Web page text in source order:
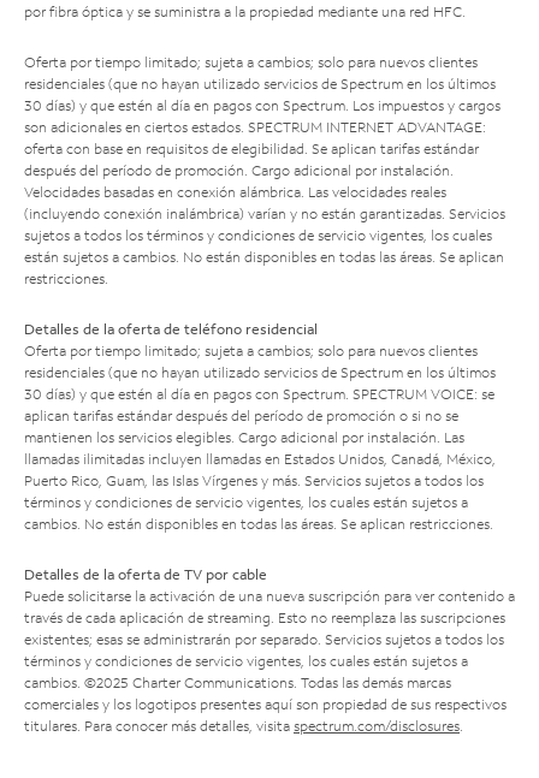
por fibra óptica y se suministra a la propiedad mediante una red HFC.
Oferta por tiempo limitado; sujeta a cambios; solo para nuevos clientes
residenciales (que no hayan utilizado servicios de Spectrum en los últimos
30 días) y que estén al día en pagos con Spectrum. Los impuestos y cargos
son adicionales en ciertos estados. SPECTRUM INTERNET ADVANTAGE:
oferta con base en requisitos de elegibilidad. Se aplican tarifas estándar
después del período de promoción. Cargo adicional por instalación.
Velocidades basadas en conexión alámbrica. Las velocidades reales
(incluyendo conexión inalámbrica) varían y no están garantizadas. Servicios
sujetos a todos los términos y condiciones de servicio vigentes, los cuales
están sujetos a cambios. No están disponibles en todas las áreas. Se aplican
restricciones.
Detalles de la oferta de teléfono residencial
Oferta por tiempo limitado; sujeta a cambios; solo para nuevos clientes
residenciales (que no hayan utilizado servicios de Spectrum en los últimos
30 días) y que estén al día en pagos con Spectrum. SPECTRUM VOICE: se
aplican tarifas estándar después del período de promoción o si no se
mantienen los servicios elegibles. Cargo adicional por instalación. Las
llamadas ilimitadas incluyen llamadas en Estados Unidos, Canadá, México,
Puerto Rico, Guam, las Islas Vírgenes y más. Servicios sujetos a todos los
términos y condiciones de servicio vigentes, los cuales están sujetos a
cambios. No están disponibles en todas las áreas. Se aplican restricciones.
Detalles de la oferta de TV por cable
Puede solicitarse la activación de una nueva suscripción para ver contenido a
través de cada aplicación de streaming. Esto no reemplaza las suscripciones
existentes; esas se administrarán por separado. Servicios sujetos a todos los
términos y condiciones de servicio vigentes, los cuales están sujetos a
cambios. ©2025 Charter Communications. Todas las demás marcas
comerciales y los logotipos presentes aquí son propiedad de sus respectivos
titulares. Para conocer más detalles, visita spectrum.com/disclosures